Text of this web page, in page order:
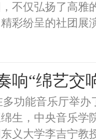
不仅弘扬了高雅
彩纷呈的社团展
响“绵艺交
能音乐厅举办
生，中央音乐学
义大学李吉宁教